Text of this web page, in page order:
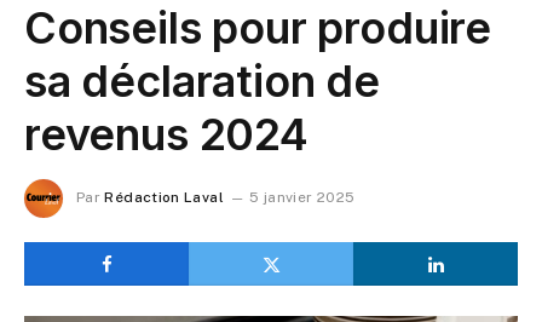
Conseils pour produire
sa déclaration de
revenus 2024
Par Rédaction Laval 5 janvier 2025